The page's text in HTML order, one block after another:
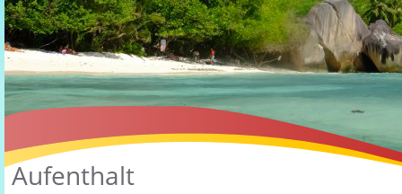
Aufenthalt